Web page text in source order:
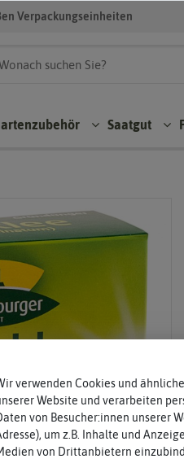
Verpackungseinheiten
Saatgut
verwenden Cookies und
Website und verarbeiten
von Besucher:innen unserer
um z.B. Inhalte und
von Drittanbietern